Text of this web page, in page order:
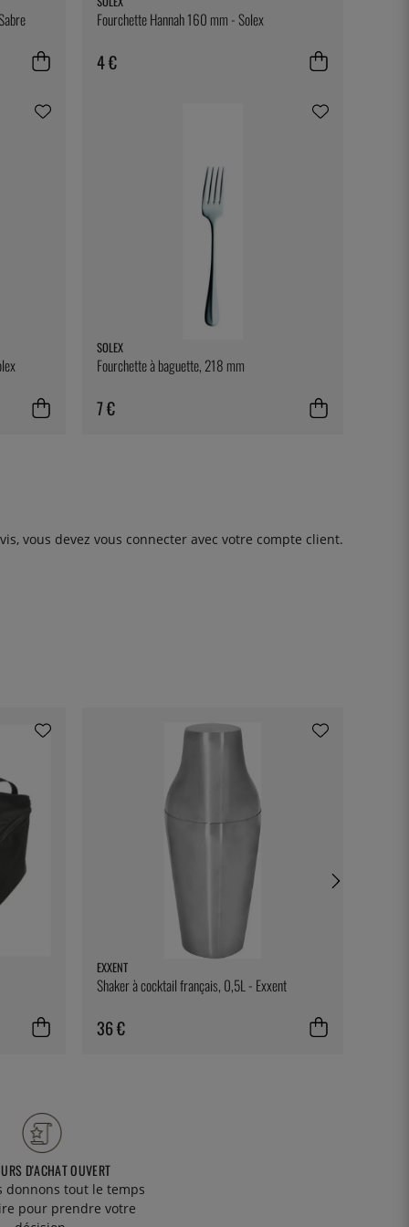
Fourchette Hannah 160 mm - Solex
4 €
SOLEX
Fourchette à baguette, 218 mm
7 €
vous devez vous connecter avec votre compte client.
EXXENT
Shaker à cocktail français, 0,5L - Exxent
36 €
D'ACHAT OUVERT
donnons tout le temps
pour prendre votre